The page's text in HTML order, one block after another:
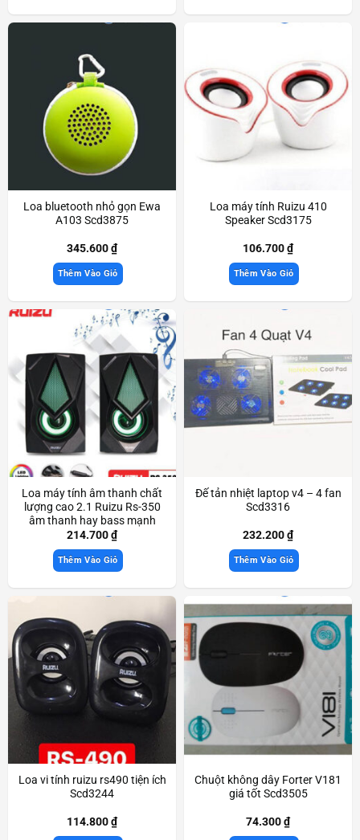
Loa bluetooth nhỏ gọn Ewa
A103 Scd3875
345.600₫
Thêm Vào Giỏ
Loa máy tính Ruizu 410
Speaker Scd3175
106.700₫
Thêm Vào Giỏ
Loa máy tính âm thanh chất
lượng cao 2.1 Ruizu Rs-350
âm thanh hay bass mạnh
Scd3436
214.700₫
Thêm Vào Giỏ
Đế tản nhiệt laptop v4 – 4 fan
Scd3316
232.200₫
Thêm Vào Giỏ
Loa vi tính ruizu rs490 tiện ích
Scd3244
114.800₫
Chuột không dây Forter V181
giá tốt Scd3505
74.300₫